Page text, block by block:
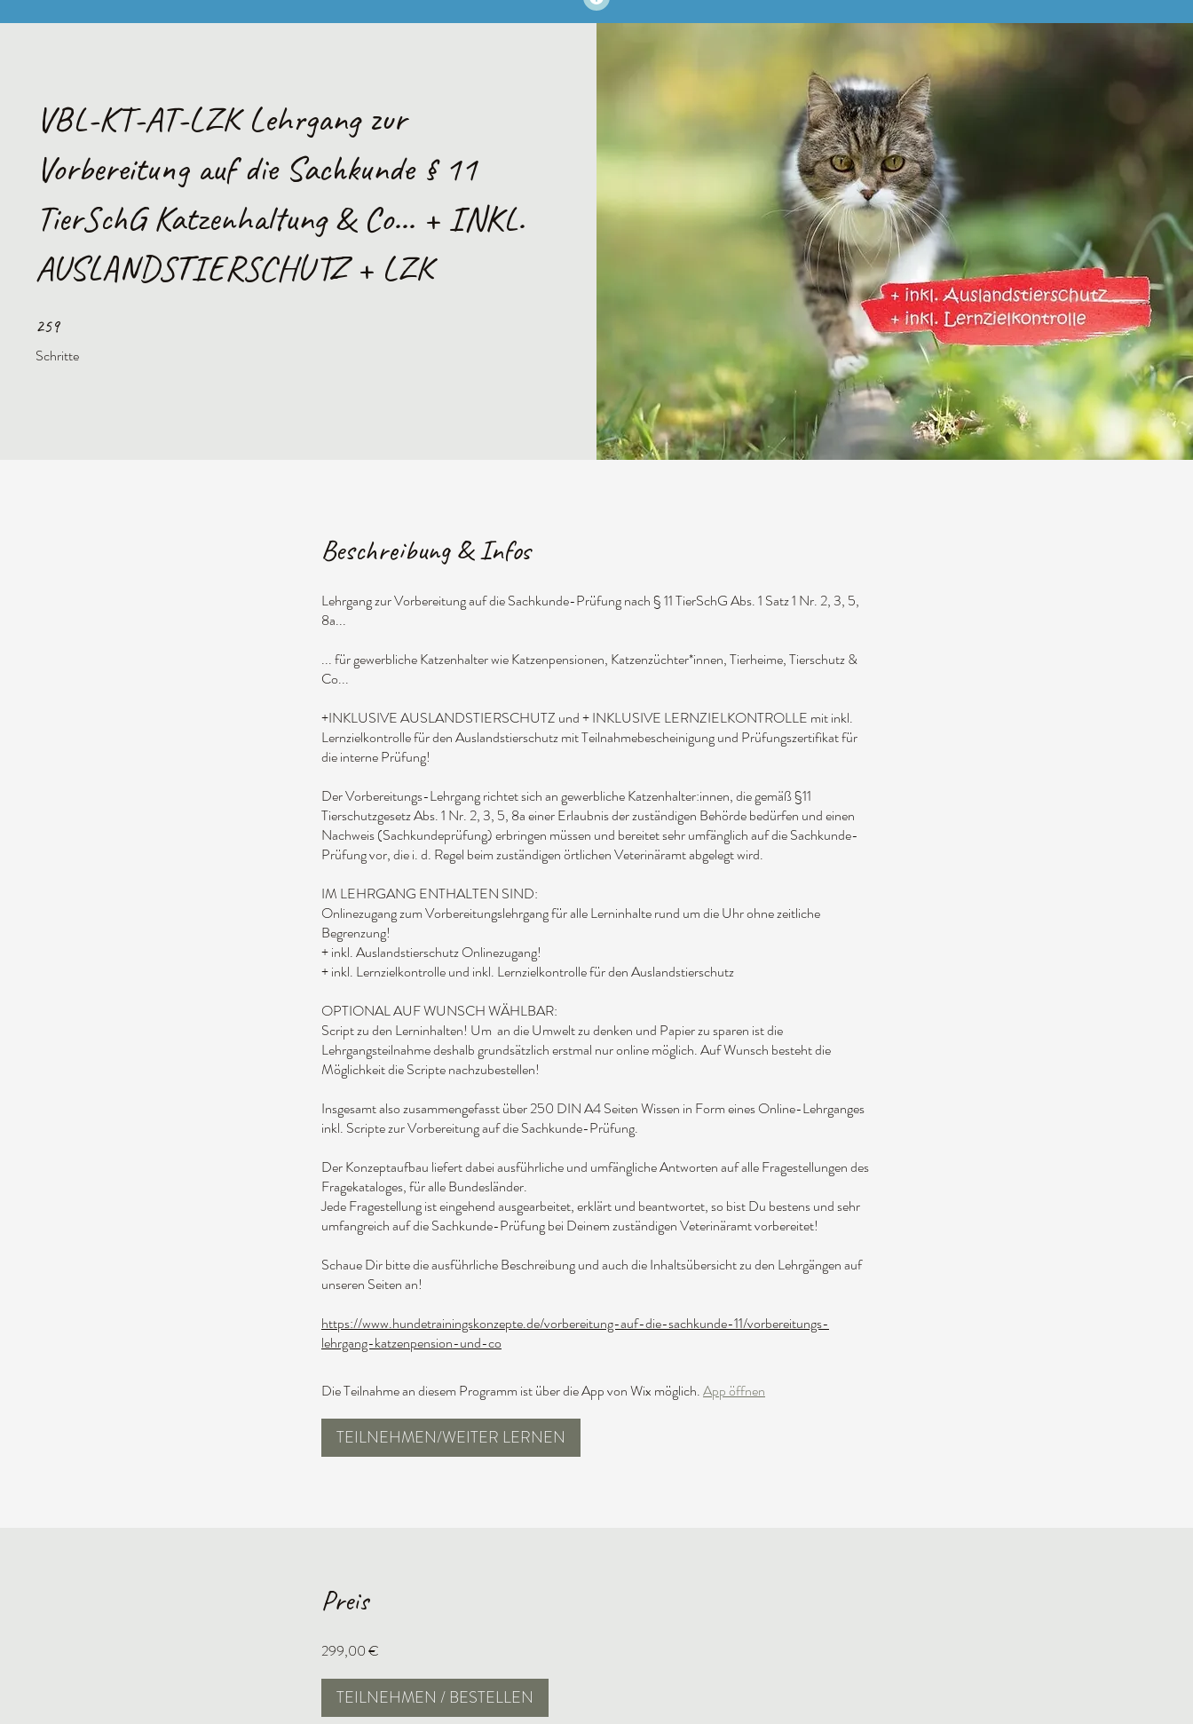
VBL-KT-AT-LZK Lehrgang zur
Vorbereitung auf die Sachkunde § 11
TierSchG Katzenhaltung & Co... + INKL.
AUSLANDSTIERSCHUTZ + LZK
259
Schritte
259 Schritte
Beschreibung & Infos
Lehrgang zur Vorbereitung auf die Sachkunde-Prüfung nach § 11 TierSchG Abs. 1 Satz 1 Nr. 2, 3, 5,
8a...
... für gewerbliche Katzenhalter wie Katzenpensionen, Katzenzüchter*innen, Tierheime, Tierschutz &
Co...
+INKLUSIVE AUSLANDSTIERSCHUTZ und + INKLUSIVE LERNZIELKONTROLLE mit inkl.
Lernzielkontrolle für den Auslandstierschutz mit Teilnahmebescheinigung und Prüfungszertifikat für
die interne Prüfung!
Der Vorbereitungs-Lehrgang richtet sich an gewerbliche Katzenhalter:innen, die gemäß §11
Tierschutzgesetz Abs. 1 Nr. 2, 3, 5, 8a einer Erlaubnis der zuständigen Behörde bedürfen und einen
Nachweis (Sachkundeprüfung) erbringen müssen und bereitet sehr umfänglich auf die Sachkunde-
Prüfung vor, die i. d. Regel beim zuständigen örtlichen Veterinäramt abgelegt wird.
IM LEHRGANG ENTHALTEN SIND:
Onlinezugang zum Vorbereitungslehrgang für alle Lerninhalte rund um die Uhr ohne zeitliche
Begrenzung!
+ inkl. Auslandstierschutz Onlinezugang!
+ inkl. Lernzielkontrolle und inkl. Lernzielkontrolle für den Auslandstierschutz
OPTIONAL AUF WUNSCH WÄHLBAR:
Script zu den Lerninhalten! Um an die Umwelt zu denken und Papier zu sparen ist die
Lehrgangsteilnahme deshalb grundsätzlich erstmal nur online möglich. Auf Wunsch besteht die
Möglichkeit die Scripte nachzubestellen!
Insgesamt also zusammengefasst über 250 DIN A4 Seiten Wissen in Form eines Online-Lehrganges
inkl. Scripte zur Vorbereitung auf die Sachkunde-Prüfung.
Der Konzeptaufbau liefert dabei ausführliche und umfängliche Antworten auf alle Fragestellungen des
Fragekataloges, für alle Bundesländer.
Jede Fragestellung ist eingehend ausgearbeitet, erklärt und beantwortet, so bist Du bestens und sehr
umfangreich auf die Sachkunde-Prüfung bei Deinem zuständigen Veterinäramt vorbereitet!
Schaue Dir bitte die ausführliche Beschreibung und auch die Inhaltsübersicht zu den Lehrgängen auf
unseren Seiten an!
https://www.hundetrainingskonzepte.de/vorbereitung-auf-die-sachkunde-11/vorbereitungs-
lehrgang-katzenpension-und-co
Die Teilnahme an diesem Programm ist über die App von Wix möglich.App öffnen
TEILNEHMEN/WEITER LERNEN
Preis
299,00 €
TEILNEHMEN / BESTELLEN